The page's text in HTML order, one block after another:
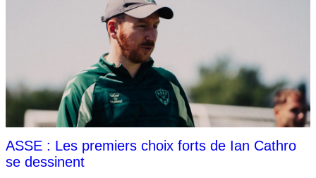
ASSE : Les premiers choix forts de Ian Cathro
se dessinent